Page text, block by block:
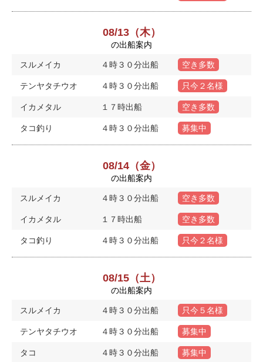
08/13（木）
の出船案内
スルメイカ ４時３０分出船 空き多数
テンヤタチウオ ４時３０分出船 只今２名様
イカメタル １７時出船 空き多数
タコ釣り ４時３０分出船 募集中
08/14（金）
の出船案内
スルメイカ ４時３０分出船 空き多数
イカメタル １７時出船 空き多数
タコ釣り ４時３０分出船 只今２名様
08/15（土）
の出船案内
スルメイカ ４時３０分出船 只今５名様
テンヤタチウオ ４時３０分出船 募集中
タコ ４時３０分出船 募集中